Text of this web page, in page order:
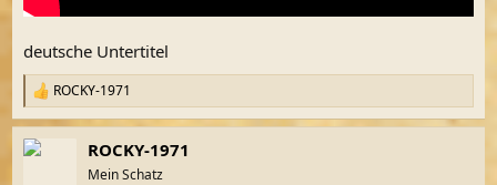
deutsche Untertitel
R
e
a
k
ROCKY-1971
ROCKY-1971
Mein Schatz